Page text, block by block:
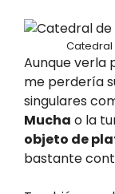
Catedral
Aunque verla
me perdería
singulares
Mucha o la
objeto de
bastante